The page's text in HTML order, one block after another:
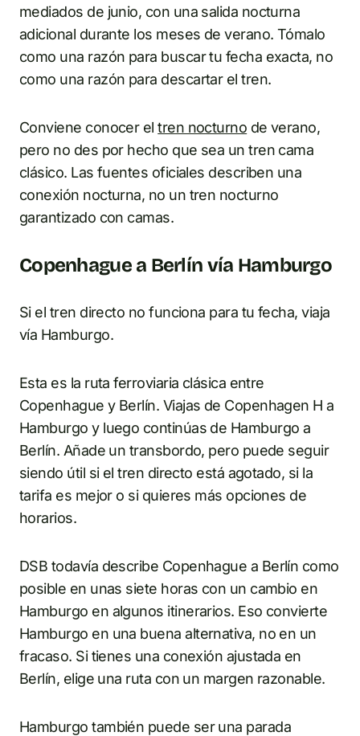
mediados de junio, con una salida nocturna
adicional durante los meses de verano. Tómalo
como una razón para buscar tu fecha exacta, no
como una razón para descartar el tren.
Conviene conocer eltren nocturno de verano,
pero no des por hecho que sea un tren cama
clásico. Las fuentes oficiales describen una
conexión nocturna, no un tren nocturno
garantizado con camas.
Copenhague a Berlín vía Hamburgo
Si el tren directo no funciona para tu fecha, viaja
vía Hamburgo.
Esta es la ruta ferroviaria clásica entre
Copenhague y Berlín. Viajas de Copenhagen H a
Hamburgo y luego continúas de Hamburgo a
Berlín. Añade un transbordo, pero puede seguir
siendo útil si el tren directo está agotado, si la
tarifa es mejor o si quieres más opciones de
horarios.
DSB todavía describe Copenhague a Berlín como
posible en unas siete horas con un cambio en
Hamburgo en algunos itinerarios. Eso convierte
Hamburgo en una buena alternativa, no en un
fracaso. Si tienes una conexión ajustada en
Berlín, elige una ruta con un margen razonable.
Hamburgo también puede ser una parada